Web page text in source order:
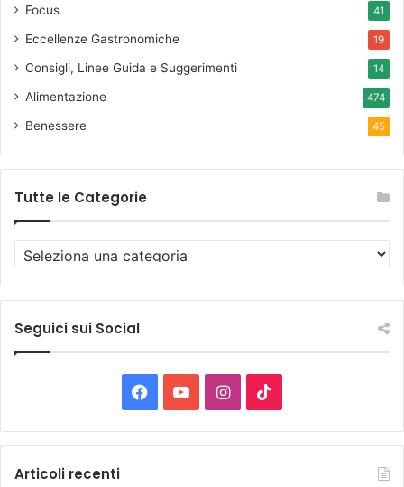
Focus 41
Eccellenze Gastronomiche 19
Consigli, Linee Guida e Suggerimenti 14
Alimentazione 474
Benessere 45
Tutte le Categorie
u
t
e
o
Seguici sui Social
a
o
I
n
i
Articoli recenti